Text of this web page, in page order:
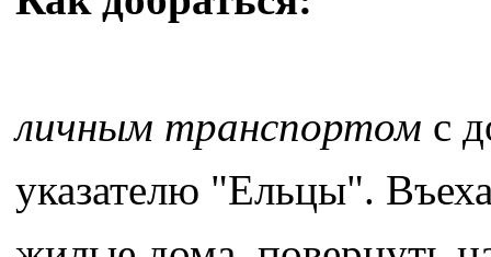
личным транспортом с
указателю "Ельцы".